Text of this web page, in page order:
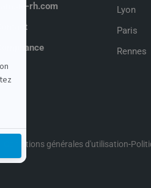
samsic-rh.com
Contact
Compliance
Lyon
Paris
Rennes
Conditions générales d'utilisation-